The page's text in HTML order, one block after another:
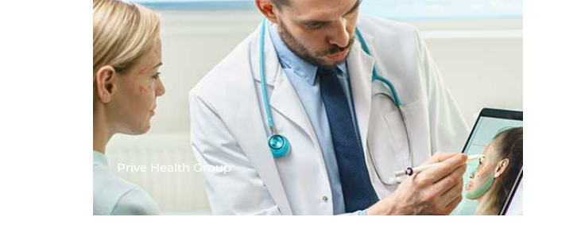
Nükleer Tıp
Ağız ve Diş Sağlığı
Organ Nakli
El Cerrahisi
Hematoloji
Kulak Burun Boğaz
Çocuk Sağlığı ve Hastalıkları
Fizik Tedavi ve Rehabilitasyon
Prive Health Group